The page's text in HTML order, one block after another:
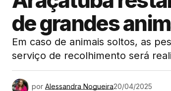
de grandes
Em caso de animais soltos, as
serviço de recolhimento será
por Alessandra Nogueira20/04/2025